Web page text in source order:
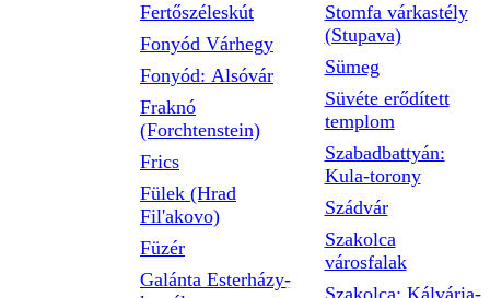
Fertőszéleskút
Fonyód Várhegy
Fonyód: Alsóvár
Fraknó
(Forchtenstein)
Frics
Fülek (Hrad
Fil'akovo)
Füzér
Galánta Esterházy-
Stomfa várkastély
(Stupava)
Sümeg
Süvéte erődített
templom
Szabadbattyán:
Kula-torony
Szádvár
Szakolca
városfalak